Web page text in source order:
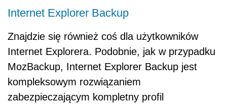
Internet Explorer Backup
Znajdzie się również coś dla użytkowników
Internet Explorera. Podobnie, jak w przypadku
MozBackup, Internet Explorer Backup jest
kompleksowym rozwiązaniem
zabezpieczającym kompletny profil